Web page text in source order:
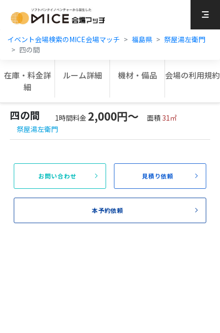
イベント会場検索のMICE会場マッチ 福島県
祭屋湯左衛門
四の間
在庫・料金詳
細
ルーム詳細 機材・備品 会場の利用規約
四の間 1時間料金 2,000円〜面積 31㎡
祭屋湯左衛門
お問い合わせ 見積り依頼
本予約依頼